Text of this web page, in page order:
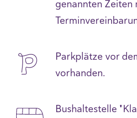
genannten Zeiten
Parkplätze vor
vorhanden.
Bushaltestelle